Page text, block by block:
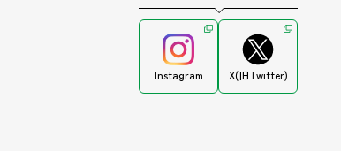
Instagram X(旧Twitter)